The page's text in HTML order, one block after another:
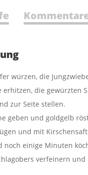
würzen, die
erhitzen, die gewürzten
zur Seite stellen.
geben und goldgelb
und mit
noch einige Minuten
verfeinern